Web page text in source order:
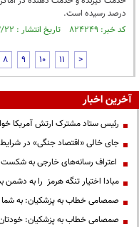
درصد رسیده است.
کد خبر: ۸۲۴۲۴۹ تاریخ انتشار : ۱۴۰۲/۰۳/۲۲
8 9 10 11 >
آخرین اخبار
رئیس ستاد مشترک ارتش آمریکا
جای خالی «اقتصاد جنگی» در
اعتراف رسانه‌های خارجی به
مبادا اختیار تنگه هرمز را به دشمن
صمصامی خطاب به پزشکیان: به شما
صمصامی خطاب به پزشکیان: خودتان